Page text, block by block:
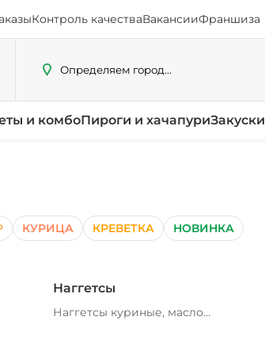
Контроль качестваВакансииФраншиза
Определяем город...
и комбоПироги и хачапуриЗакуски
КУРИЦА КРЕВЕТКА НОВИНКА
Наггетсы
Наггетсы куриные, масло